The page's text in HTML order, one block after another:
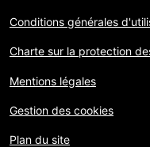
Conditions générales
Charte sur la protection
Mentions légales
Gestion des cookies
Plan du site